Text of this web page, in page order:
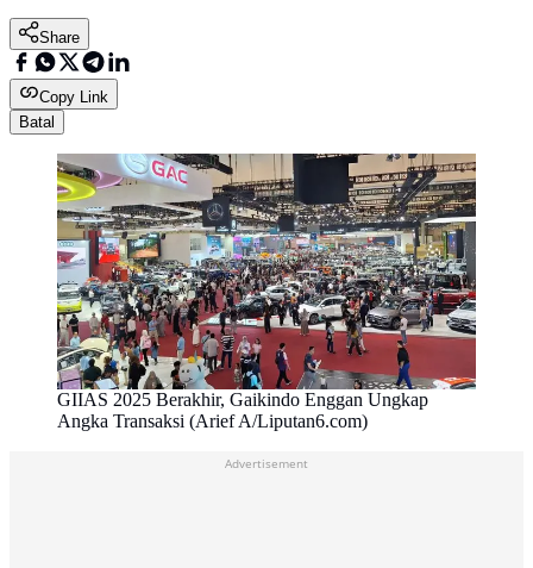
Share
Copy Link
Batal
GIIAS 2025 Berakhir, Gaikindo Enggan Ungkap
Angka Transaksi (Arief A/Liputan6.com)
Advertisement